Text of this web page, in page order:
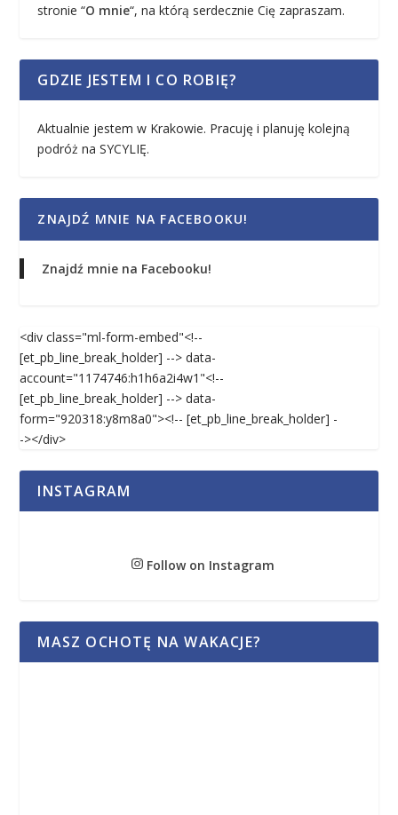
stronie “O mnie“, na którą serdecznie Cię zapraszam.
GDZIE JESTEM I CO ROBIĘ?
Aktualnie jestem w Krakowie. Pracuję i planuję kolejną
podróż na SYCYLIĘ.
ZNAJDŹ MNIE NA FACEBOOKU!
Znajdź mnie na Facebooku!
<div class="ml-form-embed"<!--
[et_pb_line_break_holder] --> data-
account="1174746:h1h6a2i4w1"<!--
[et_pb_line_break_holder] --> data-
form="920318:y8m8a0"><!-- [et_pb_line_break_holder] -
-></div>
INSTAGRAM
Follow on Instagram
MASZ OCHOTĘ NA WAKACJE?